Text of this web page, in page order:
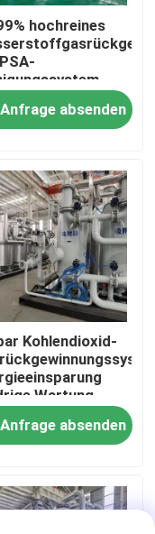
hochreines
Anfrage absenden
Kohlendioxid-
Wartung
Anfrage absenden